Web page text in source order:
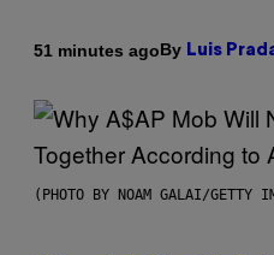
51 minutes agoBy Luis
(PHOTO BY NOAM GALAI/GETTY